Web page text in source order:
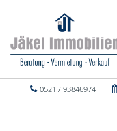
0521 / 93846974